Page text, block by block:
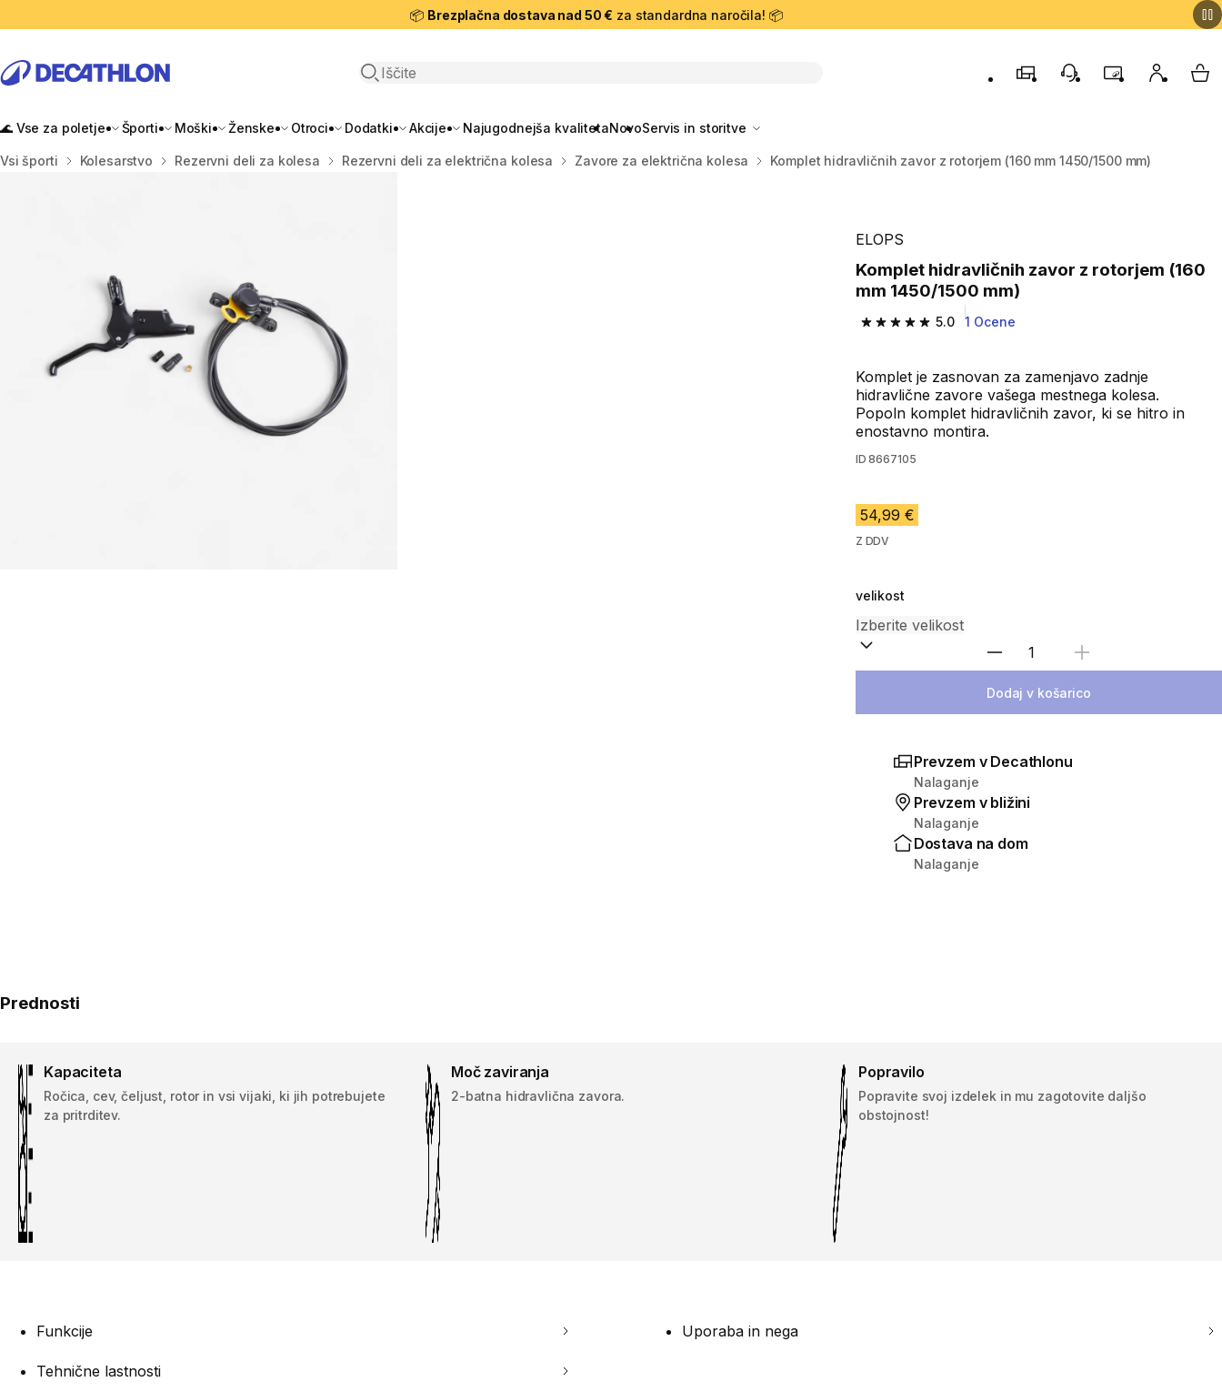
📦 Brezplačna dostava nad 50 € za standardna naročila! 📦
Odpri iskanje
TrgovinePodporo strankam
ProgramMoj račun
🌊 Vse za poletje Športi Moški Ženske Otroci Dodatki Akcije Najugodnejša kvalitetaNovoServis in storitve
Domov
Vsi športi Kolesarstvo Rezervni deli za kolesa Rezervni deli za električna kolesa Zavore za električna kolesa Komplet hidravličnih zavor z rotorjem (160 mm 1450/1500 mm)
ELOPS
Komplet hidravličnih zavor z rotorjem (160
mm 1450/1500 mm)
5.0
5.0 od 5 zvezdic from 1 ocene
1 Ocene
Komplet je zasnovan za zamenjavo zadnje
hidravlične zavore vašega mestnega kolesa.
Popoln komplet hidravličnih zavor, ki se hitro in
enostavno montira.
ID 8667105
54,99 €
Z DDV
velikost
Izberite količino
Dodaj v košarico
Prevzem v Decathlonu
Nalaganje
Prevzem v bližini
Nalaganje
Dostava na dom
Nalaganje
Prednosti
Kapaciteta
Ročica, cev, čeljust, rotor in vsi vijaki, ki jih potrebujete
za pritrditev.
Moč zaviranja
2-batna hidravlična zavora.
Popravilo
Popravite svoj izdelek in mu zagotovite daljšo
obstojnost!
Funkcije Uporaba in nega
Tehnične lastnosti